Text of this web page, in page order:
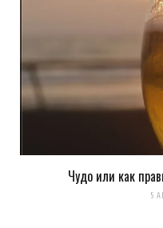
Чудо или как
5